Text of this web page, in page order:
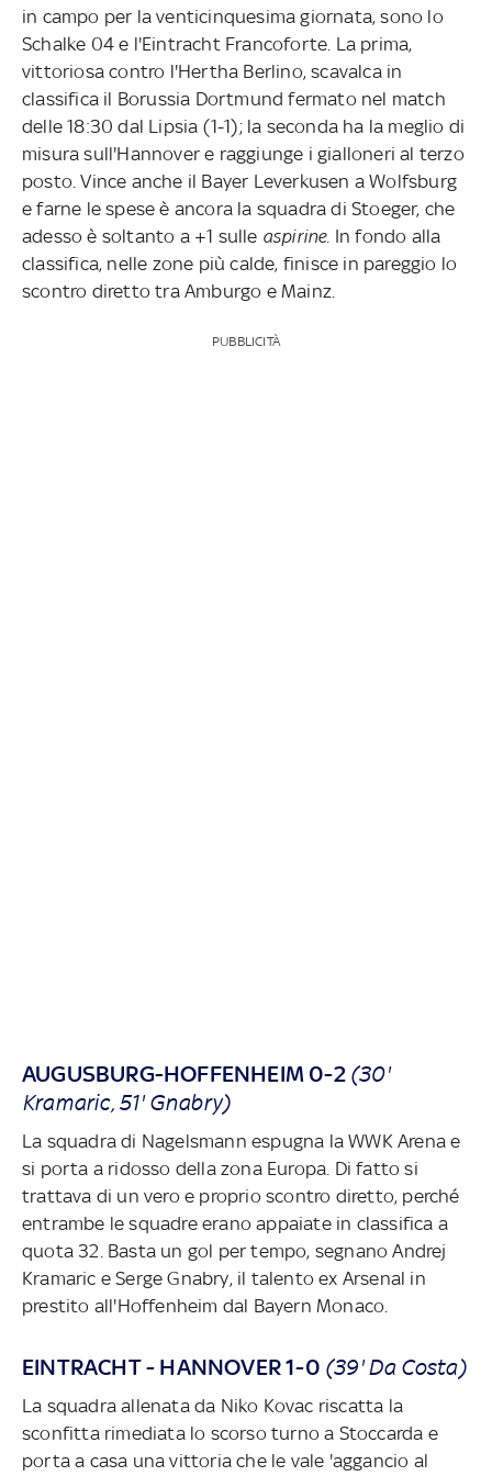
in campo per la venticinquesima giornata, sono lo
Schalke 04 e l'Eintracht Francoforte. La prima,
vittoriosa contro l'Hertha Berlino, scavalca in
classifica il Borussia Dortmund fermato nel match
delle 18:30 dal Lipsia (1-1); la seconda ha la meglio di
misura sull'Hannover e raggiunge i gialloneri al terzo
posto. Vince anche il Bayer Leverkusen a Wolfsburg
e farne le spese è ancora la squadra di Stoeger, che
adesso è soltanto a +1 sulle aspirine. In fondo alla
classifica, nelle zone più calde, finisce in pareggio lo
scontro diretto tra Amburgo e Mainz.
PUBBLICITÀ
AUGUSBURG-HOFFENHEIM 0-2 (30'
Kramaric, 51' Gnabry)
La squadra di Nagelsmann espugna la WWK Arena e
si porta a ridosso della zona Europa. Di fatto si
trattava di un vero e proprio scontro diretto, perché
entrambe le squadre erano appaiate in classifica a
quota 32. Basta un gol per tempo, segnano Andrej
Kramaric e Serge Gnabry, il talento ex Arsenal in
prestito all'Hoffenheim dal Bayern Monaco.
EINTRACHT - HANNOVER 1-0 (39' Da Costa)
La squadra allenata da Niko Kovac riscatta la
sconfitta rimediata lo scorso turno a Stoccarda e
porta a casa una vittoria che le vale 'aggancio al